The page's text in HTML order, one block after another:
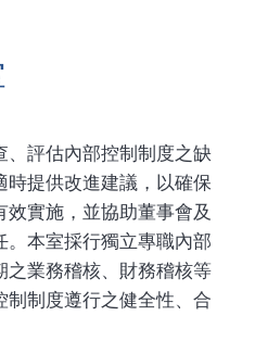
、評估內部控制制度之缺
時提供改進建議，以確保
實施，並協助董事會及
本室採行獨立專職內部
之業務稽核、財務稽核等
制制度遵行之健全性、合